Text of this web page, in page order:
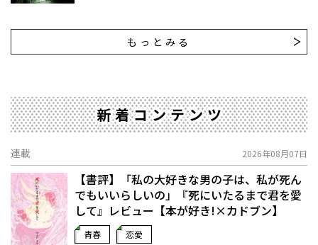
もっとみる
新着コンテンツ
連載 2026年08月07日
【書評】「私の大好きな男の子は、私が死ん
でもいいらしいの」――『死にいたるまで君を愛
して』レビュー【本が好き!×カドブン】
青春 恋愛